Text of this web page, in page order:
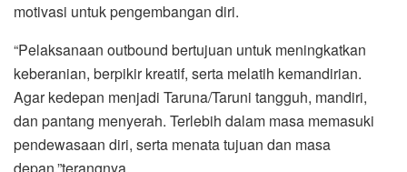
motivasi untuk pengembangan diri.
“Pelaksanaan outbound bertujuan untuk meningkatkan
keberanian, berpikir kreatif, serta melatih kemandirian.
Agar kedepan menjadi Taruna/Taruni tangguh, mandiri,
dan pantang menyerah. Terlebih dalam masa memasuki
pendewasaan diri, serta menata tujuan dan masa